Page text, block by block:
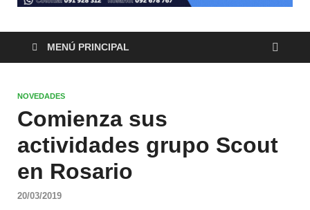
MENÚ PRINCIPAL
NOVEDADES
Comienza sus
actividades grupo Scout
en Rosario
20/03/2019